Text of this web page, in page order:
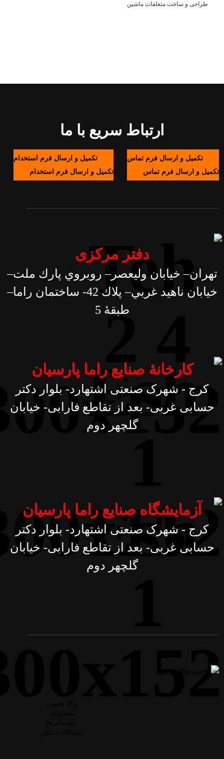
طراحی و ساخت متعلقات ماشین
ارتباط سریع با ما
تکمیل و ارسال فرم تماس
تکمیل و ارسال فرم تماس
تکمیل و ارسال فرم استخدام
تکمیل و ارسال فرم استخدام
دفتر مرکزی
تهران– خيابان وليعصر– روبروي پارك ملت–
خيابان ناهيد غربي– پلاك 42- ساختمان راما–
طبقۀ 5
کارخانۀ صنایع راما پارسیان
کرج - شهرک صنعتی اشتهارد- بلوار دکتر
حسابی غربی- بعد از تقاطع فارابی- خیابان
گلچهر دوم
آزمایشگاه صنایع راما پارسیان
کرج - شهرک صنعتی اشتهارد- بلوار دکتر
حسابی غربی- بعد از تقاطع فارابی- خیابان
گلچهر دوم